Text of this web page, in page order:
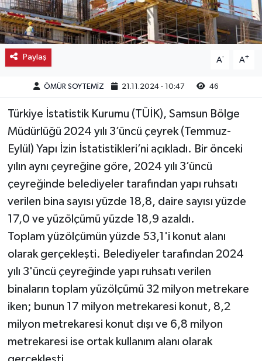
Paylaş A- A+
ÖMÜR SOYTEMİZ 21.11.2024 - 10:47 46
Türkiye İstatistik Kurumu (TÜİK), Samsun Bölge
Müdürlüğü 2024 yılı 3’üncü çeyrek (Temmuz-
Eylül) Yapı İzin İstatistikleri’ni açıkladı. Bir önceki
yılın aynı çeyreğine göre, 2024 yılı 3’üncü
çeyreğinde belediyeler tarafından yapı ruhsatı
verilen bina sayısı yüzde 18,8, daire sayısı yüzde
17,0 ve yüzölçümü yüzde 18,9 azaldı.
Toplam yüzölçümün yüzde 53,1'i konut alanı
olarak gerçekleşti. Belediyeler tarafından 2024
yılı 3'üncü çeyreğinde yapı ruhsatı verilen
binaların toplam yüzölçümü 32 milyon metrekare
iken; bunun 17 milyon metrekaresi konut, 8,2
milyon metrekaresi konut dışı ve 6,8 milyon
metrekaresi ise ortak kullanım alanı olarak
Mecitözü
Oğuzlar
Osmancık
Sungurlu
Uğurludağ
Sağlık